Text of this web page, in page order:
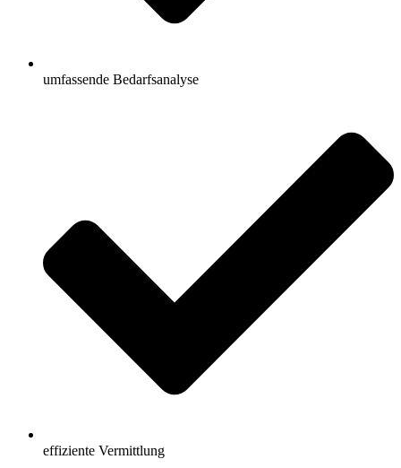
umfassende Bedarfsanalyse
effiziente Vermittlung